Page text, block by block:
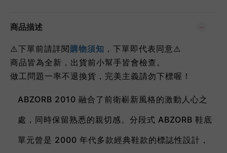
商品描述
⚠️下單前請詳閱 購物須知 ，下單即代表同意⚠️
商品皆為全新，出貨前小幫手皆會檢查。
做工問題一率不退換貨，完美主義請勿下標喔！
ABZORB 2010 融合了前衛嶄新風格的激動人心之
處，同時保留熟悉的親切感。分段式 ABZORB 鞋底
單元曾是 2000 年代多款經典鞋款的標誌性設計，